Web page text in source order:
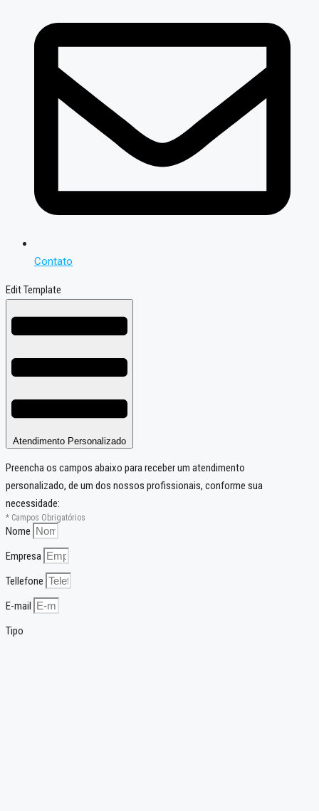
Contato
Edit Template
Atendimento Personalizado
Preencha os campos abaixo para receber um atendimento
personalizado, de um dos nossos profissionais, conforme sua
necessidade:
* Campos Obrigatórios
Nome
Empresa
Tellefone
E-mail
Tipo